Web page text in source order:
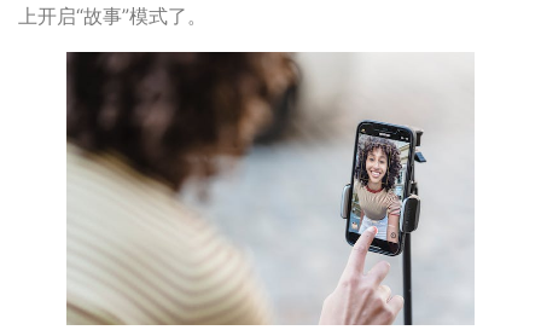
上开启“故事”模式了。